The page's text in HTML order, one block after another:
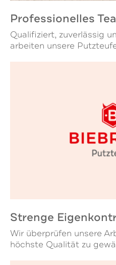
Professionelles
Qualifiziert, zuverlässig
arbeiten unsere
Strenge
Wir überprüfen unsere
höchste Qualität zu